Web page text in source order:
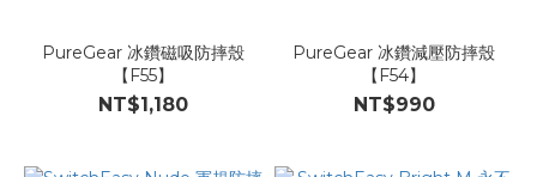
PureGear 冰鑽磁吸防摔殼
【F55】
NT$1,180
PureGear 冰鑽減壓防摔殼
【F54】
NT$990